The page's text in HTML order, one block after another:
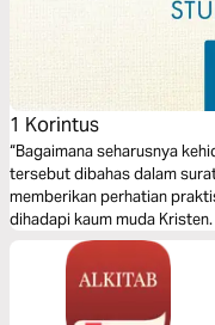
1 Korintus
“Bagaimana seharusnya
tersebut dibahas dalam
memberikan perhatian
dihadapi kaum muda
mendengarkan pelajaran
firman Tuhan.